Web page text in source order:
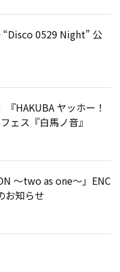
“Disco 0529 Night” 公
『HAKUBA ヤッホー！
ェス『白馬ノ音』
～two as one～」ENC
お知らせ